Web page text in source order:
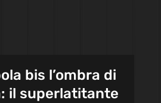
bis l’ombra di
il superlatitante